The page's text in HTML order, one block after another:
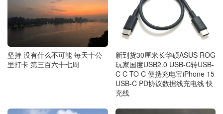
坚持 没有什么不可能 毎天十公
里打卡 第三百六十七周
新到货30厘米长华硕ASUS ROG
玩家国度USB2.0 USB-C转USB-
C C TO C 便携充电宝iPhone 15
USB-C PD协议数据线充电线 快
充线